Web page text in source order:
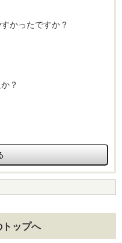
かったですか？
？
トップへ